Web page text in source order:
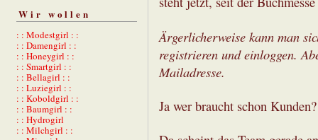
Wir wollen
: : Modestgirl : :
: : Damengirl : :
: : Honeygirl : :
: : Smartgirl : :
: : Bellagirl : :
: : Luziegirl : :
: : Koboldgirl : :
: : Baumgirl : :
: : Hydrogirl
: : Milchgirl : :
Ärgerlicherweise kann man
registrieren und einloggen.
Mailadresse.
Ja wer braucht schon